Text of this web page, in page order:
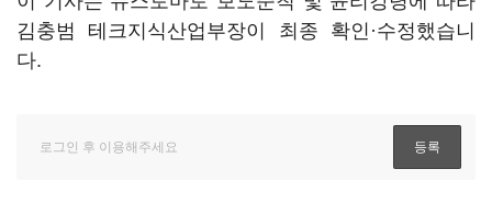
김충범 테크지식산업부장이 최종 확인·수정했습니
다.